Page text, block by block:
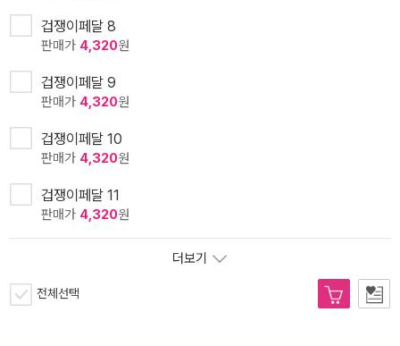
겁쟁이페달 8
판매가 4,320원
겁쟁이페달 9
판매가 4,320원
겁쟁이페달 10
판매가 4,320원
겁쟁이페달 11
판매가 4,320원
더보기
전체선택